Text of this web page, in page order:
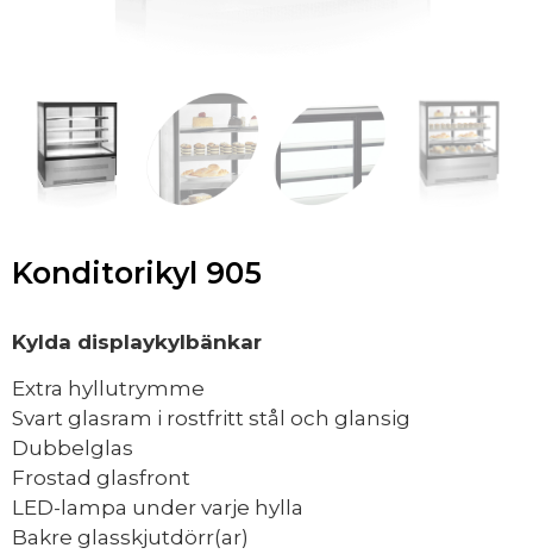
Konditorikyl 905
Kylda displaykylbänkar
Extra hyllutrymme
Svart glasram i rostfritt stål och glansig
Dubbelglas
Frostad glasfront
LED-lampa under varje hylla
Bakre glasskjutdörr(ar)